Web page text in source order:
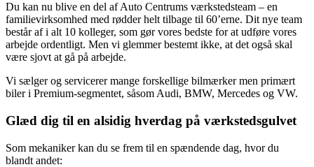
Du kan nu blive en del af Auto Centrums værkstedsteam – en
familievirksomhed med rødder helt tilbage til 60’erne. Dit nye team
består af i alt 10 kolleger, som gør vores bedste for at udføre vores
arbejde ordentligt. Men vi glemmer bestemt ikke, at det også skal
være sjovt at gå på arbejde.
Vi sælger og servicerer mange forskellige bilmærker men primært
biler i Premium-segmentet, såsom Audi, BMW, Mercedes og VW.
Glæd dig til en alsidig hverdag på værkstedsgulvet
Som mekaniker kan du se frem til en spændende dag, hvor du
blandt andet: